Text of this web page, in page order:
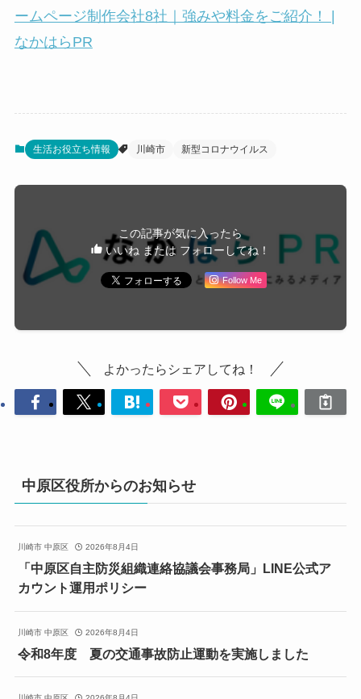
ームページ制作会社8社｜強みや料金をご紹介！ |
なかはらPR
生活お役立ち情報 川崎市 新型コロナウイルス
この記事が気に入ったら
いいね または フォローしてね！
Follow Me
よかったらシェアしてね！
中原区役所からのお知らせ
川崎市 中原区 2026年8月4日
「中原区自主防災組織連絡協議会事務局」LINE公式ア
カウント運用ポリシー
川崎市 中原区 2026年8月4日
令和8年度 夏の交通事故防止運動を実施しました